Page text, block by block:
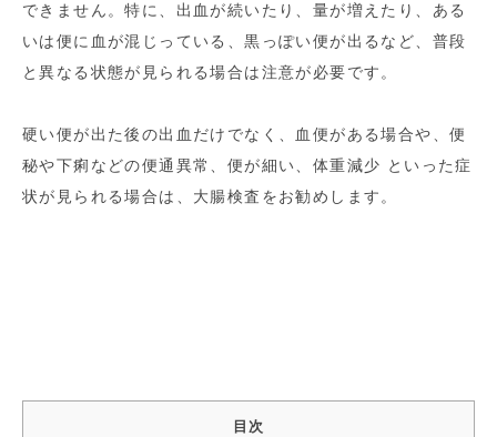
できません。特に、出血が続いたり、量が増えたり、ある
いは便に血が混じっている、黒っぽい便が出るなど、普段
と異なる状態が見られる場合は注意が必要です。
硬い便が出た後の出血だけでなく、血便がある場合や、便
秘や下痢などの便通異常、便が細い、体重減少 といった症
状が見られる場合は、大腸検査をお勧めします。
目次